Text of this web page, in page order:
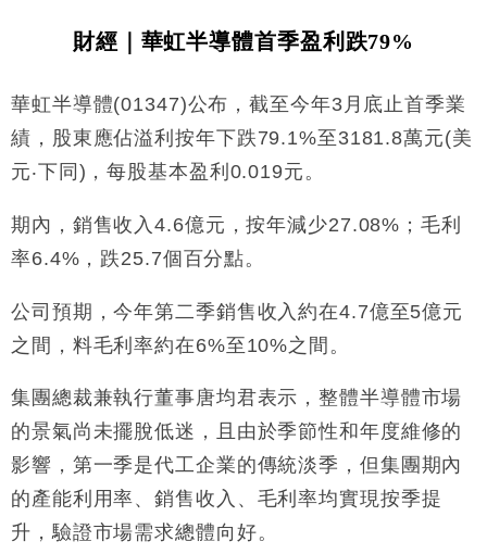
國際｜特朗普料美伊戰事快結束 承認部分彈藥庫存緊
15:59
財經｜SA售股自救後再出手 斥4億美元押注未上市公
司
18:31
財經｜華僑銀行上半年淨利創新高 中期息增15%至
47仙
17:33
財經｜滙豐上調香港今年GDP預測至4.5% 看好貿易
及消費表現
16:47
本地｜假冒內地執法人員要求交「保證金」 43歲女子
16:05
財經｜日經失守6.5萬點後回穩 全周仍升近2%
粦接任
15:11
財經｜韓股反覆波動收跌 連挫7周創逾3年最長跌勢
13:44
財經｜內地7月美元計價出口增近24%勝預期 貿易順
差達1125億美元
12:44
財經｜日本春季三度入市撐日圓 4月單日斥6.28萬億
財經｜華虹半導體首季盈利跌79%
華虹半導體(01347)公布，截至今年3月底止首季業
績，股東應佔溢利按年下跌79.1%至3181.8萬元(美
元‧下同)，每股基本盈利0.019元。
期內，銷售收入4.6億元，按年減少27.08%；毛利
率6.4%，跌25.7個百分點。
公司預期，今年第二季銷售收入約在4.7億至5億元
之間，料毛利率約在6%至10%之間。
集團總裁兼執行董事唐均君表示，整體半導體市場
的景氣尚未擺脫低迷，且由於季節性和年度維修的
影響，第一季是代工企業的傳統淡季，但集團期內
的產能利用率、銷售收入、毛利率均實現按季提
升，驗證市場需求總體向好。